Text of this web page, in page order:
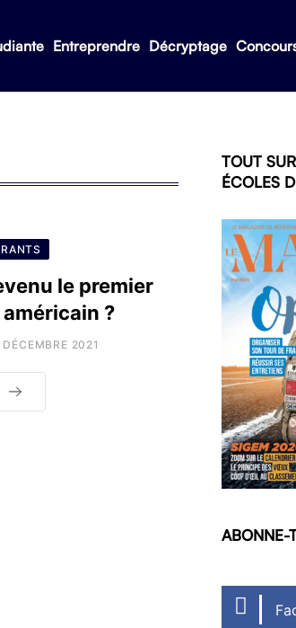
Entreprendre Décryptage
le premier
?
2021
TOUT
ÉCOLES
ABONNE-